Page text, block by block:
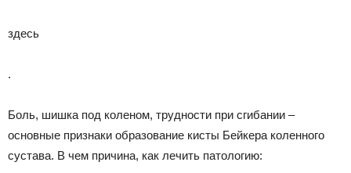
здесь
.
Боль, шишка под коленом, трудности при сгибании –
основные признаки образование кисты Бейкера коленного
сустава. В чем причина, как лечить патологию: